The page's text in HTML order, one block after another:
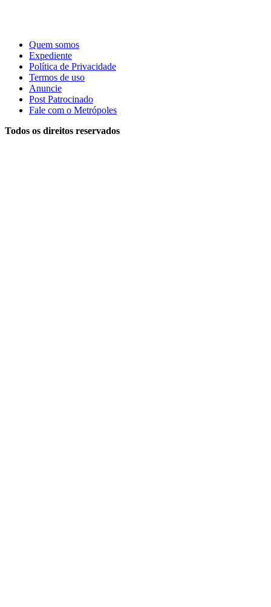
Quem somos
Expediente
Política de Privacidade
Termos de uso
Anuncie
Post Patrocinado
Fale com o Metrópoles
Todos os direitos reservados